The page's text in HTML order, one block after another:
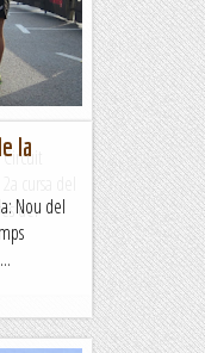
cursa del
del
la
Nou del